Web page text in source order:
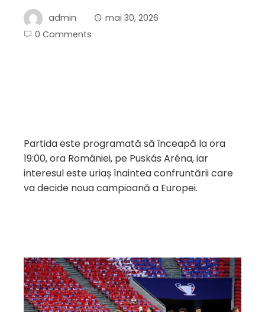
admin
mai 30, 2026
0 Comments
Partida este programată să înceapă la ora
19:00, ora României, pe Puskás Aréna, iar
interesul este uriaș înaintea confruntării care
va decide noua campioană a Europei.